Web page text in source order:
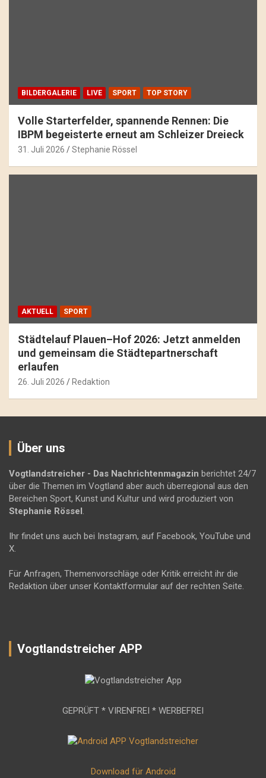
BILDERGALERIE LIVE SPORT TOP STORY
Volle Starterfelder, spannende Rennen: Die
IBPM begeisterte erneut am Schleizer Dreieck
31. Juli 2026 Stephanie Rössel
AKTUELL SPORT
Städtelauf Plauen–Hof 2026: Jetzt anmelden
und gemeinsam die Städtepartnerschaft
erlaufen
26. Juli 2026 Redaktion
Über uns
Vogtlandstreicher - Das Nachrichtenmagazin berichtet 24/7
über die Themen im Vogtland aber auch überregional aus den
Bereichen Sport, Kunst und Kultur und wird produziert von
Stephanie Rössel .
Ihr findet uns auch bei Instagram, auf Facebook, YouTube und
X.
Für Anfragen, Themenvorschläge oder Kritik erreicht ihr die
Redaktion über unser Kontaktformular auf der rechten Seite.
Vogtlandstreicher APP
GEPRÜFT * VIRENFREI * WERBEFREI
Download für Android